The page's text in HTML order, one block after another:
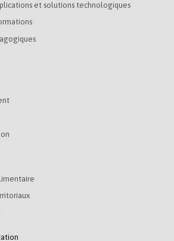
et solutions technologiques